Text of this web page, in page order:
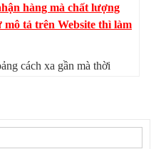
hàng mà chất lượng
tả trên Website thì làm
cách xa gần mà thời